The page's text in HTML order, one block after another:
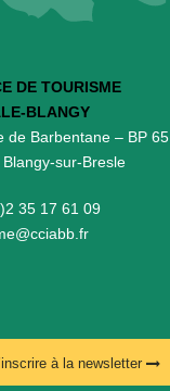
DE TOURISME
BLANGY
de Barbentane – BP 65
sur-Bresle
35 17 61 09
à la newsletter